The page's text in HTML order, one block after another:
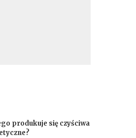
produkuje się czyściwa